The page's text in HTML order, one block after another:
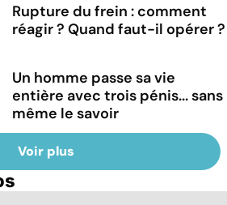
Rupture du frein : comment
réagir ? Quand faut-il opérer ?
Un homme passe sa vie
entière avec trois pénis... sans
même le savoir
Voir plus